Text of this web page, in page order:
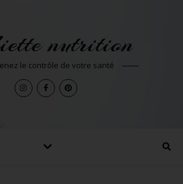
nutrition
le contrôle de votre santé